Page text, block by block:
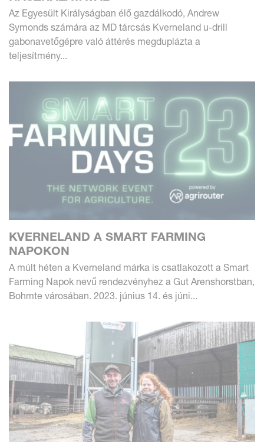
Az Egyesült Királyságban élő gazdálkodó, Andrew
Symonds számára az MD tárcsás Kverneland u-drill
gabonavetőgépre való áttérés megduplázta a
teljesítmény...
KVERNELAND A SMART FARMING
NAPOKON
A múlt héten a Kverneland márka is csatlakozott a Smart
Farming Napok nevű rendezvényhez a Gut Arenshorstban,
Bohmte városában. 2023. június 14. és júni...